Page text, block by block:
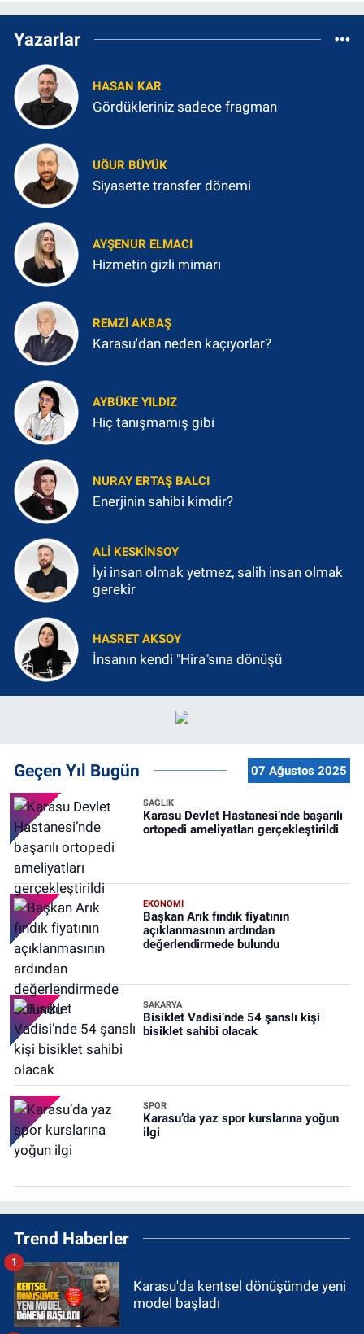
Yazarlar
HASAN KAR
Gördükleriniz sadece fragman
UĞUR BÜYÜK
Siyasette transfer dönemi
AYŞENUR ELMACI
Hizmetin gizli mimarı
REMZI AKBAŞ
Karasu'dan neden kaçıyorlar?
AYBÜKE YILDIZ
Hiç tanışmamış gibi
NURAY ERTAŞ BALCI
Enerjinin sahibi kimdir?
ALI KESKINSOY
İyi insan olmak yetmez, salih insan olmak
gerekir
HASRET AKSOY
İnsanın kendi "Hira"sına dönüşü
Geçen Yıl Bugün 07 Ağustos 2025
SAĞLIK
Karasu Devlet Hastanesi’nde başarılı
ortopedi ameliyatları gerçekleştirildi
EKONOMİ
Başkan Arık fındık fiyatının
açıklanmasının ardından
değerlendirmede bulundu
SAKARYA
Bisiklet Vadisi’nde 54 şanslı kişi
bisiklet sahibi olacak
SPOR
Karasu’da yaz spor kurslarına yoğun
ilgi
Trend Haberler
Karasu'da kentsel dönüşümde yeni
model başladı
1